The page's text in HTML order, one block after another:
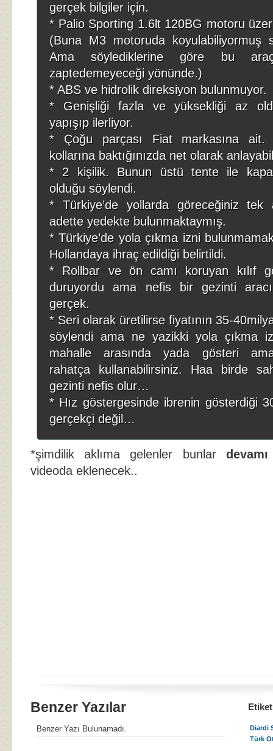
gerçek bilgiler için.
* Palio Sporting 1.6lt 120BG motoru
(Buna M3 motoruda koyulabiliyormuş
Ama söylediklerine göre bu
zaptedemeyeceği yönünde.)
* ABS ve hidrolik direksiyon bulunmuyor.
* Genişliği fazla ve yüksekliği az
yapışıp ilerliyor.
* Çoğu parçası Fiat markasına ait.
kollarına baktığınızda net olarak
* 2 kişilik. Bunun üstü tente ile
olduğu söylendi.
* Türkiye’de yollarda göreceğiniz tek
adette yedekte bulunmaktaymış.
* Türkiye’de yola çıkma izni
Hollandaya ihraç edildiği belirtildi.
* Rollbar ve ön camı koruyan kılıf
duruyordu ama nefis bir gezinti
gerçek.
* Seri olarak üretilirse fiyatının 35-
söylendi ama ne yazikki yola çıkma
mahalle arasında yada gösteri
rahatça kullanabilirsiniz. Haa birde
gezinti nefis olur…
* Hız göstergesinde ibrenin gösterdiği
gerçekçi değil…
*şimdilik aklıma gelenler bunlar
videoda eklenecek..
Benzer Yazılar
Benzer Yazı Bulunamadı.
Diardi
Türk